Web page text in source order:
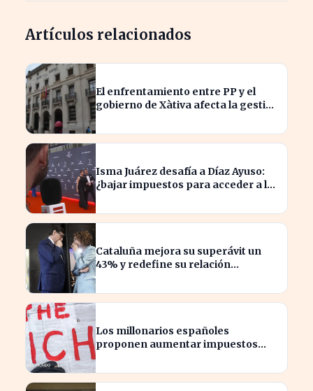
Artículos relacionados
El enfrentamiento entre PP y el
gobierno de Xàtiva afecta la gestión
Isma Juárez desafía a Díaz Ayuso:
¿bajar impuestos para acceder a la
Cataluña mejora su superávit un
43% y redefine su relación
Los millonarios españoles
proponen aumentar impuestos
económica